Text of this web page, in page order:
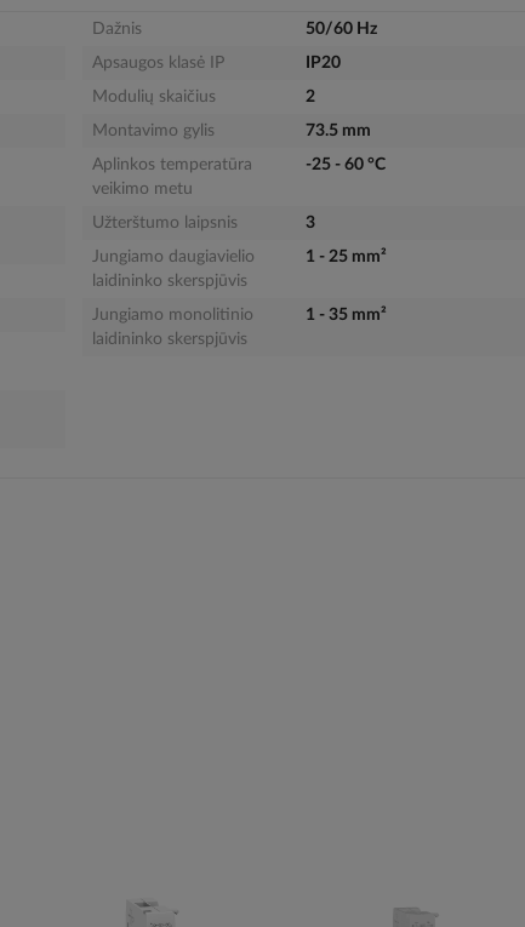
Dažnis
50/60 Hz
Apsaugos klasė IP
IP20
Modulių skaičius
2
Montavimo gylis
73.5 mm
Aplinkos temperatūra
veikimo metu
-25 - 60 °C
Užterštumo laipsnis
3
Jungiamo daugiavielio
laidininko skerspjūvis
1 - 25 mm²
Jungiamo monolitinio
laidininko skerspjūvis
1 - 35 mm²